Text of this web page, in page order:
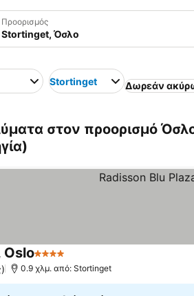
Προορισμός
Stortinget Δωρεάν
στον προορισμό
Oslo4 Αστέρια
0.9 χλμ. από: Stortinget